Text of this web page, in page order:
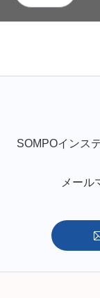
SOMPOインス
メール